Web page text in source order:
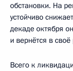
обстановки. На
устойчиво
декаде октября
и вернётся в своё
Всего к